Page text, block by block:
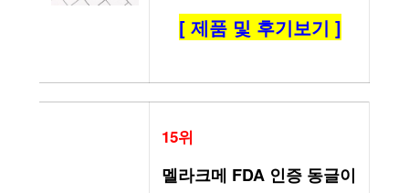
[ 제품 및 후기보기 ]
15위
멜라크메 FDA 인증 동글이